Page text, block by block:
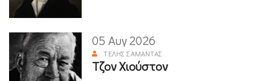
05 Αυγ 2026
ΤΈΛΗΣ ΣΑΜΑΝΤΆΣ
Τζον Χιούστον